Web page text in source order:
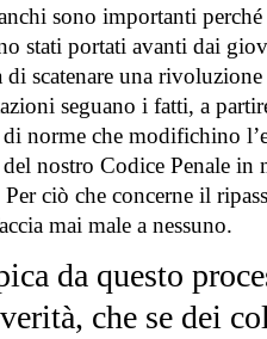
sono importanti
stati portati avanti dai
scatenare una rivoluzione
seguano i fatti, a
norme che modifichino
nostro Codice Penale
ciò che concerne il
mai male a nessuno.
da questo
che se dei